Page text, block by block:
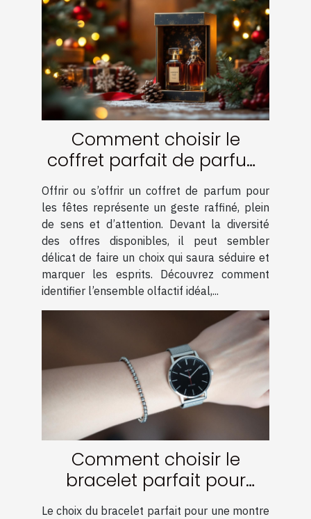
Comment choisir le
coffret parfait de parfum
pour les fêtes ?
Offrir ou s’offrir un coffret de parfum pour
les fêtes représente un geste raffiné, plein
de sens et d’attention. Devant la diversité
des offres disponibles, il peut sembler
délicat de faire un choix qui saura séduire et
marquer les esprits. Découvrez comment
identifier l’ensemble olfactif idéal,...
Comment choisir le
bracelet parfait pour
votre montre ?
Le choix du bracelet parfait pour une montre